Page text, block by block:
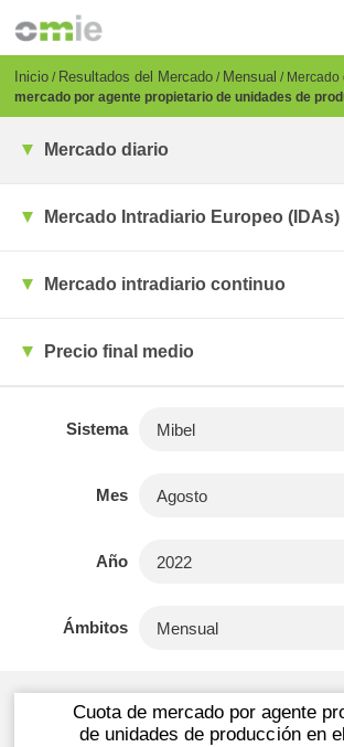
principal
Breadcrumb
Inicio Resultados del Mercado Mensual Mercado
mercado por agente propietario de unidades de
Mercado diario
Mercado Intradiario Europeo (IDAs)
Mercado intradiario continuo
Precio final medio
Sistema
Mes
Año
Ámbitos
Cuota de mercado por agente
de unidades de producción en